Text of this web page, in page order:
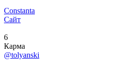
Constanta
Сайт
6
Карма
@tolyanski